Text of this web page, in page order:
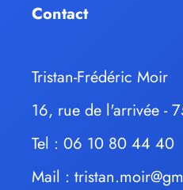
Contact
Tristan-Frédéric Moir
16, rue de l'arrivée -
Tel : 06 10 80 44 40
Mail :